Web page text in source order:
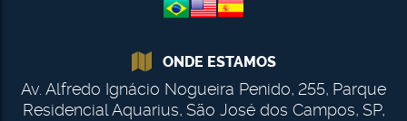
ONDE ESTAMOS
Av. Alfredo Ignácio Nogueira Penido, 255, Parque
Residencial Aquarius, São José dos Campos, SP,